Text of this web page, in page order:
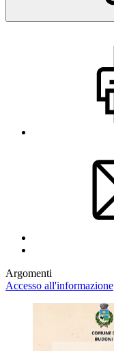
Argomenti
Accesso all'informazione